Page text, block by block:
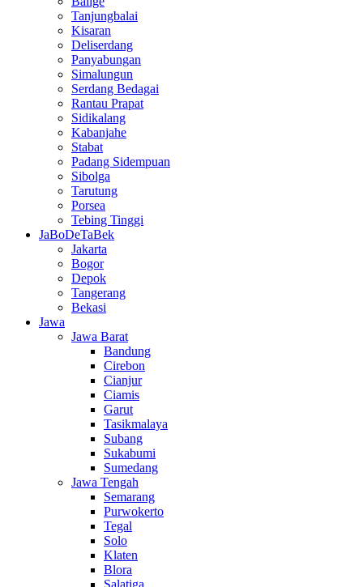
Tanjungbalai
Kisaran
Deliserdang
Panyabungan
Simalungun
Serdang Bedagai
Rantau Prapat
Sidikalang
Kabanjahe
Stabat
Padang Sidempuan
Sibolga
Tarutung
Porsea
Tebing Tinggi
JaBoDeTaBek
Jakarta
Bogor
Depok
Tangerang
Bekasi
Jawa
Jawa Barat
Bandung
Cirebon
Cianjur
Ciamis
Garut
Tasikmalaya
Subang
Sukabumi
Sumedang
Jawa Tengah
Semarang
Purwokerto
Tegal
Solo
Klaten
Blora
Salatiga